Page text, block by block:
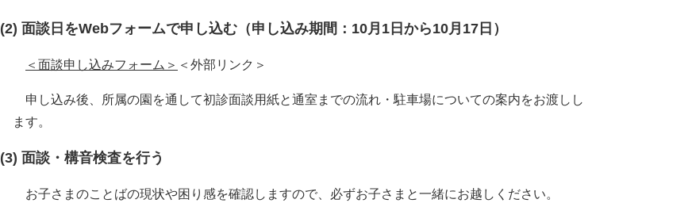
(2) 面談日をWebフォームで申し込む（申し込み期間：10月1日から10月17日）
＜面談申し込みフォーム＞ ＜外部リンク＞
申し込み後、所属の園を通して初診面談用紙と通室までの流れ・駐車場についての案内をお渡しし
ます。
(3) 面談・構音検査を行う
お子さまのことばの現状や困り感を確認しますので、必ずお子さまと一緒にお越しください。